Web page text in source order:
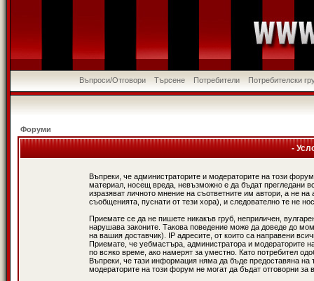
Въпроси/Отговори Търсене Потребители Потребителски
Форуми
-
Въпреки, че администраторите и модераторите на този
материал, носещ вреда, невъзможно е да бъдат прегледани
изразяват личното мнение на съответните им автори, а не
съобщенията, пуснати от тези хора), и следователно те не
Приемате се да не пишете никакъв груб, неприличен,
нарушава законите. Такова поведение може да доведе до
на вашия доставчик). IP адресите, от които са направени
Приемате, че уебмастъра, администратора и модераторите
по всяко време, ако намерят за уместно. Като потребител
Въпреки, че тази информация няма да бъде предоставяна
модераторите на този форум не могат да бъдат отговорни за